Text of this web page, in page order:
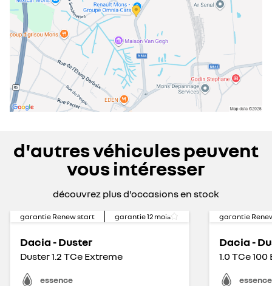
d'autres véhicules peuvent
vous intéresser
découvrez plus d'occasions en stock
garantie Renew start garantie12 mois
Dacia - Duster
Duster 1.2 TCe Extreme
essence
garantie
Dacia -
1.0 TCe
essence